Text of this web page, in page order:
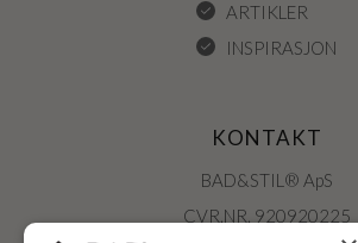
ARTIKLER
INSPIRASJON
KONTAKT
BAD&STIL® ApS
CVR.NR. 920920225